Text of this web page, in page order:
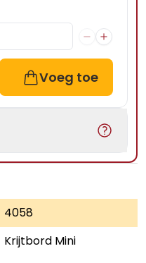
Voeg toe
4058
Krijtbord Mini